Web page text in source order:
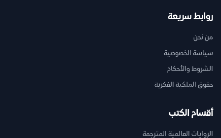
روابط سريعة
من نحن
سياسة الخصوصية
الشروط والأحكام
حقوق الملكية الفكرية
أقسام الكتب
الروايات العالمية المترجمة